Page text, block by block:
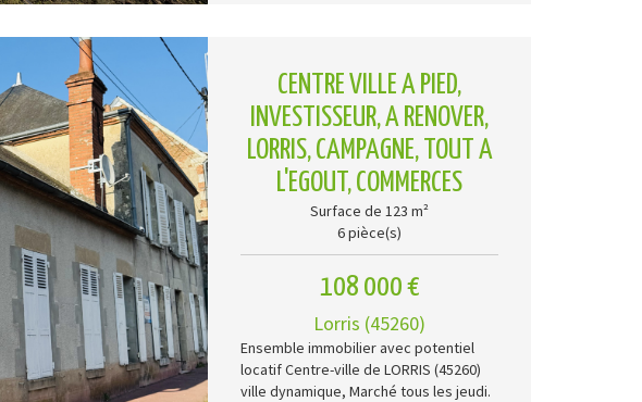
CENTRE VILLE A PIED,
INVESTISSEUR, A RENOVER,
LORRIS, CAMPAGNE, TOUT A
L'EGOUT, COMMERCES
Surface de 123 m²
6 pièce(s)
108 000 €
Lorris (45260)
Ensemble immobilier avec potentiel
locatif Centre-ville de LORRIS (45260)
ville dynamique, Marché tous les jeudi.